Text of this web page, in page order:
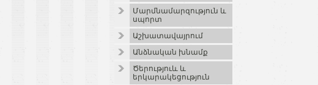
Մարմնամարզություն և
սպորտ
Աշխատավայրում
Անձնական խնամք
Ծերություև և
երկարակեցություն